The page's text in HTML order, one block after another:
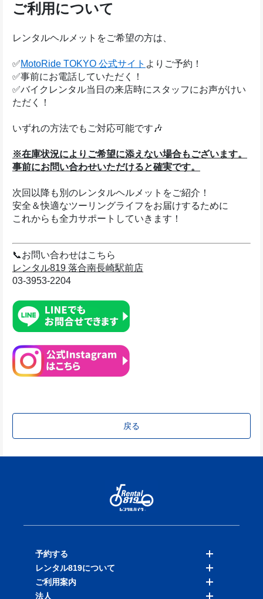
ご利用について
レンタルヘルメットをご希望の方は、
✅MotoRide TOKYO 公式サイト よりご予約！
✅事前にお電話していただく！
✅バイクレンタル当日の来店時にスタッフにお声がけい
ただく！
いずれの方法でもご対応可能です🎶
※在庫状況によりご希望に添えない場合もございます。
事前にお問い合わせいただけると確実です。
次回以降も別のレンタルヘルメットをご紹介！
安全＆快適なツーリングライフをお届けするために
これからも全力サポートしていきます！
📞お問い合わせはこちら
レンタル819 落合南長崎駅前店
03-3953-2204
戻る
予約する
バイクを探す
店舗を探す
レンタル819について
料金表
ご利用案内
法人